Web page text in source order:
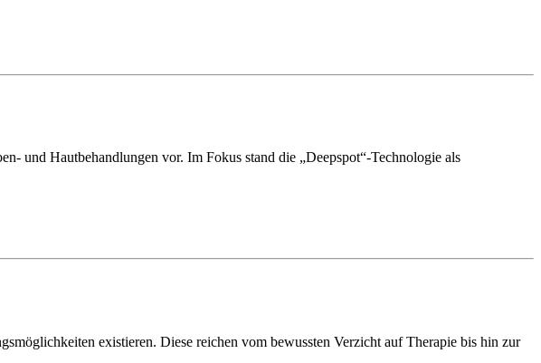
und Hautbehandlungen vor. Im Fokus stand die „Deepspot“-Technologie als
existieren. Diese reichen vom bewussten Verzicht auf Therapie bis hin zur